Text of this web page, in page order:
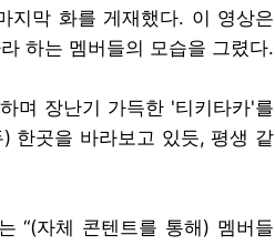
지막 화를 게재했다. 이 영상은
하는 멤버들의 모습을 그렸다.
며 장난기 가득한 '티키타카'를
한곳을 바라보고 있듯, 평생 같
“(자체 콘텐트를 통해) 멤버들